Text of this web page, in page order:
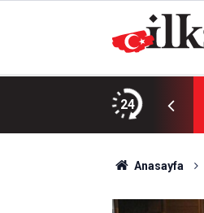
24
İlçe ilçe saatler açıklandı
Anasayfa